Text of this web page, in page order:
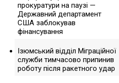
прокуратури на паузі —
Державний департамент
США заблокував
фінансування
Ізюмський відділ Міграційної
служби тимчасово припинив
роботу після ракетного удар